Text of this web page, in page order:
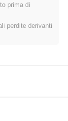
prima di
perdite derivanti